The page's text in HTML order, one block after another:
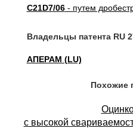
C21D7/06- путем
Владельцы патента RU
АПЕРАМ (LU)
Похожие
с высокой